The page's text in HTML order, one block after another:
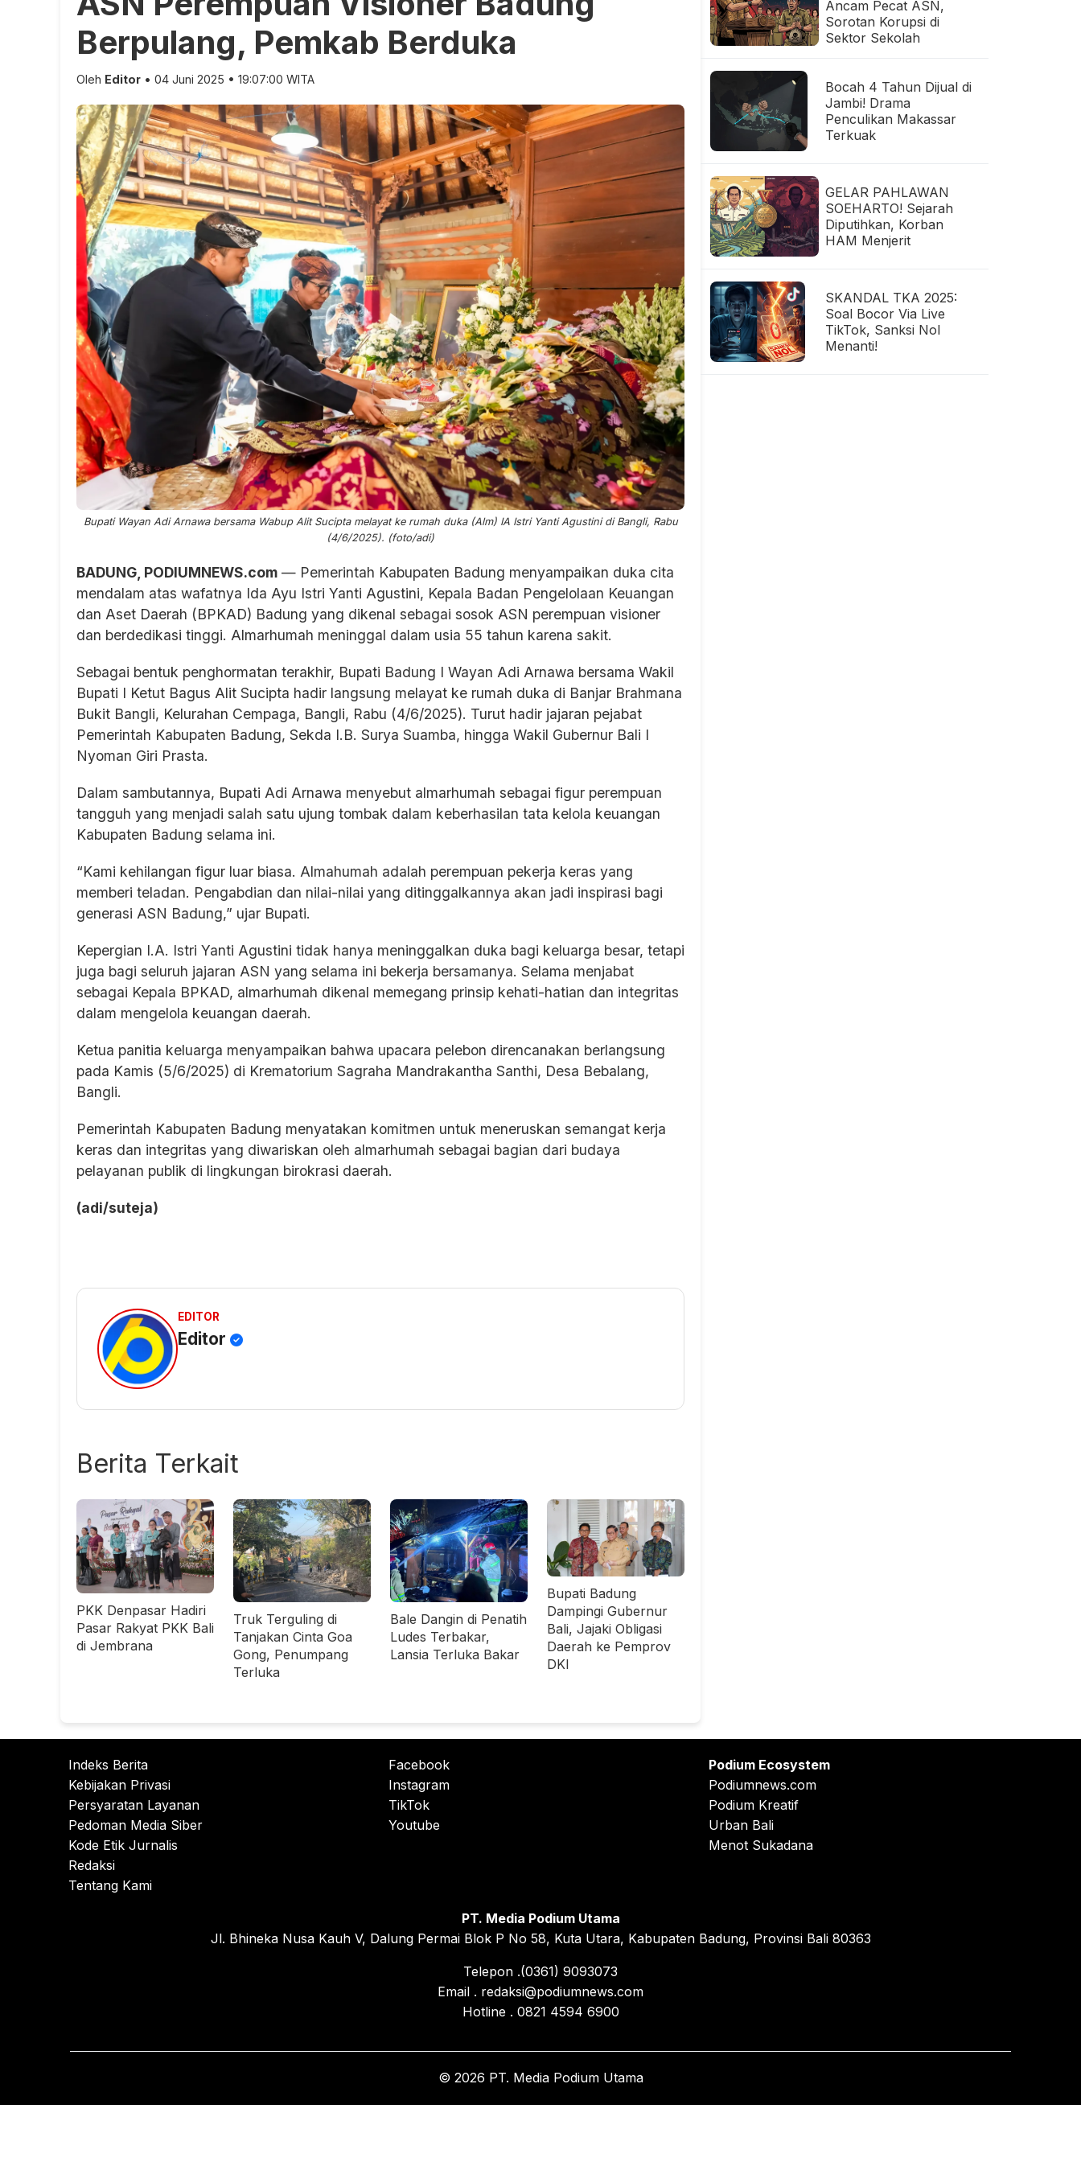
Berpulang, Pemkab Berduka
Oleh Editor • 04 Juni 2025 • 19:07:00 WITA
Bupati Wayan Adi Arnawa bersama Wabup Alit Sucipta melayat ke rumah duka (Alm) IA Istri Yanti Agustini di Bangli, Rabu
(4/6/2025). (foto/adi)
BADUNG, PODIUMNEWS.com — Pemerintah Kabupaten Badung menyampaikan duka cita
mendalam atas wafatnya Ida Ayu Istri Yanti Agustini, Kepala Badan Pengelolaan Keuangan
dan Aset Daerah (BPKAD) Badung yang dikenal sebagai sosok ASN perempuan visioner
dan berdedikasi tinggi. Almarhumah meninggal dalam usia 55 tahun karena sakit.
Sebagai bentuk penghormatan terakhir, Bupati Badung I Wayan Adi Arnawa bersama Wakil
Bupati I Ketut Bagus Alit Sucipta hadir langsung melayat ke rumah duka di Banjar Brahmana
Bukit Bangli, Kelurahan Cempaga, Bangli, Rabu (4/6/2025). Turut hadir jajaran pejabat
Pemerintah Kabupaten Badung, Sekda I.B. Surya Suamba, hingga Wakil Gubernur Bali I
Nyoman Giri Prasta.
Dalam sambutannya, Bupati Adi Arnawa menyebut almarhumah sebagai figur perempuan
tangguh yang menjadi salah satu ujung tombak dalam keberhasilan tata kelola keuangan
Kabupaten Badung selama ini.
“Kami kehilangan figur luar biasa. Almahumah adalah perempuan pekerja keras yang
memberi teladan. Pengabdian dan nilai-nilai yang ditinggalkannya akan jadi inspirasi bagi
generasi ASN Badung,” ujar Bupati.
Kepergian I.A. Istri Yanti Agustini tidak hanya meninggalkan duka bagi keluarga besar, tetapi
juga bagi seluruh jajaran ASN yang selama ini bekerja bersamanya. Selama menjabat
sebagai Kepala BPKAD, almarhumah dikenal memegang prinsip kehati-hatian dan integritas
dalam mengelola keuangan daerah.
Ketua panitia keluarga menyampaikan bahwa upacara pelebon direncanakan berlangsung
pada Kamis (5/6/2025) di Krematorium Sagraha Mandrakantha Santhi, Desa Bebalang,
Bangli.
Pemerintah Kabupaten Badung menyatakan komitmen untuk meneruskan semangat kerja
keras dan integritas yang diwariskan oleh almarhumah sebagai bagian dari budaya
pelayanan publik di lingkungan birokrasi daerah.
(adi/suteja)
EDITOR
Editor
Berita Terkait
PKK Denpasar Hadiri
Pasar Rakyat PKK Bali
di Jembrana
Truk Terguling di
Tanjakan Cinta Goa
Gong, Penumpang
Terluka
Bale Dangin di Penatih
Ludes Terbakar,
Lansia Terluka Bakar
Bupati Badung
Dampingi Gubernur
Bali, Jajaki Obligasi
Daerah ke Pemprov
DKI
Ancam Pecat ASN,
Sorotan Korupsi di
Sektor Sekolah
Bocah 4 Tahun Dijual di
Jambi! Drama
Penculikan Makassar
Terkuak
GELAR PAHLAWAN
SOEHARTO! Sejarah
Diputihkan, Korban
HAM Menjerit
SKANDAL TKA 2025:
Soal Bocor Via Live
TikTok, Sanksi Nol
Menanti!
Indeks Berita
Kebijakan Privasi
Persyaratan Layanan
Pedoman Media Siber
Kode Etik Jurnalis
Redaksi
Tentang Kami
Facebook
Instagram
TikTok
Youtube
Podium Ecosystem
Podiumnews.com
Podium Kreatif
Urban Bali
Menot Sukadana
PT. Media Podium Utama
Jl. Bhineka Nusa Kauh V, Dalung Permai Blok P No 58, Kuta Utara, Kabupaten Badung, Provinsi Bali 80363
Telepon .(0361) 9093073
Email . redaksi@podiumnews.com
Hotline . 0821 4594 6900
© 2026 PT. Media Podium Utama